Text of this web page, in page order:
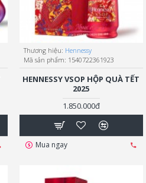
Thương hiệu: Hennessy
Mã sản phẩm: 1540722361923
HENNESSY VSOP HỘP QUÀ TẾT
2025
1.850.000đ
Mua ngay